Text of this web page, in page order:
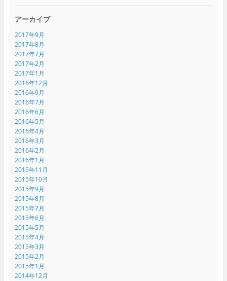
アーカイブ
2017年9月
2017年8月
2017年7月
2017年2月
2017年1月
2016年12月
2016年9月
2016年7月
2016年6月
2016年5月
2016年4月
2016年3月
2016年2月
2016年1月
2015年11月
2015年10月
2015年9月
2015年8月
2015年7月
2015年6月
2015年5月
2015年4月
2015年3月
2015年2月
2015年1月
2014年12月